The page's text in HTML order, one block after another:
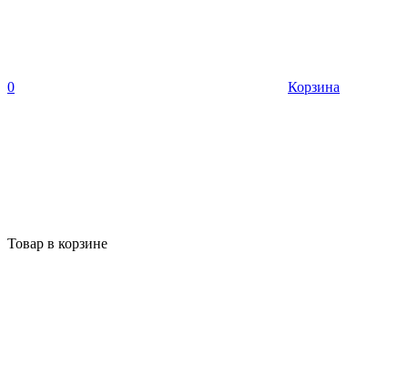
0 Корзина
Товар в корзине